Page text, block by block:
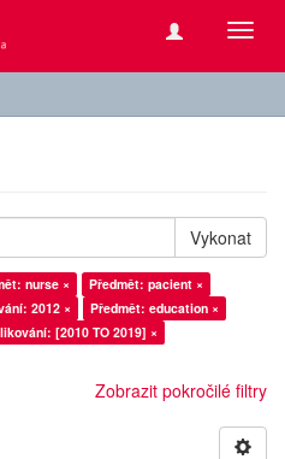
Vykonat
nurse ×
Předmět: pacient ×
2012 ×
Předmět: education ×
[2010 TO 2019] ×
Zobrazit pokročilé filtry